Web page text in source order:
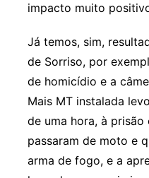
impacto muito
Já temos, sim,
de Sorriso, por
de homicídio e a
Mais MT instalada
de uma hora, à
passaram de moto e
arma de fogo, e a